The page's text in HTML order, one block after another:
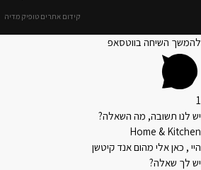
קידום אתרים טופיק מדיה
להמשך השיחה בווטסאפ
1
יש לנו תשובה, מה השאלה?
Home & Kitchen
היי , כאן אלי מהום אנד קיטשן
יש לך שאלה?